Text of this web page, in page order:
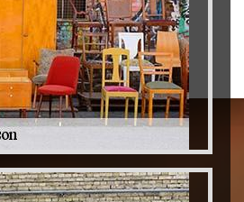
antiquité 79